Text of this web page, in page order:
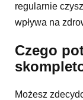
regularnie
wpływa na
Czego
Możesz